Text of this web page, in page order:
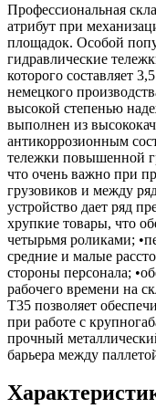
Профессиональная
атрибут при
площадок. Особой
гидравлические
которого составляет
немецкого
высокой степенью
выполнен из
антикоррозионным
тележки повышенной
что очень важно при
грузовиков и между
устройство дает ряд
хрупкие товары, что
четырьмя роликами;
средние и малые
стороны персонала;
рабочего времени на
T35 позволяет
при работе с
прочный
барьера между